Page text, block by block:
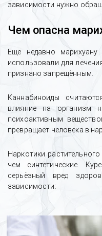
зависимости нужно
Чем опасна
Ещё недавно
использовали для
признано запрещённым.
Каннабиноиды
влияние на организм
психоактивным
превращает человека в
Наркотики
чем синтетические.
серьёзный вред
зависимости: